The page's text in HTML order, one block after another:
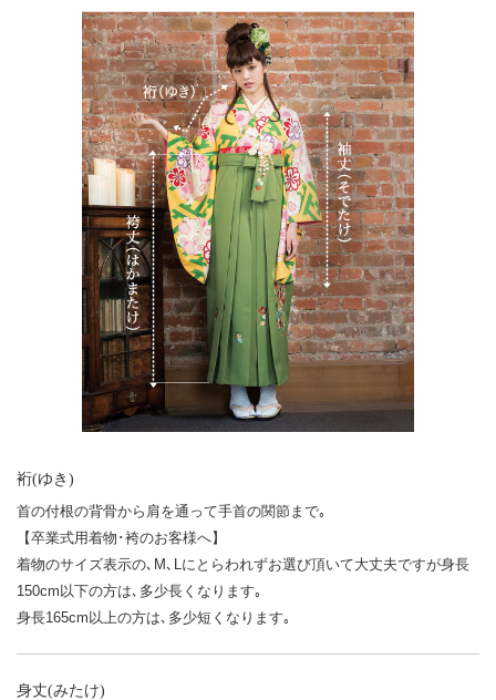
裄(ゆき)
首の付根の背骨から肩を通って手首の関節まで｡
【卒業式用着物･袴のお客様へ】
着物のサイズ表示の､M､Lにとらわれずお選び頂いて大丈夫ですが身長
150cm以下の方は､多少長くなります｡
身長165cm以上の方は､多少短くなります｡
身丈(みたけ)